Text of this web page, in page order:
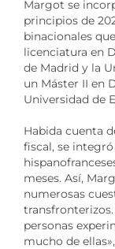
Margot se
principios de
binacionales
licenciatura en
de Madrid y la
un Máster II en
Universidad de
Habida cuenta
fiscal, se
meses. Así,
numerosas
personas
mucho de